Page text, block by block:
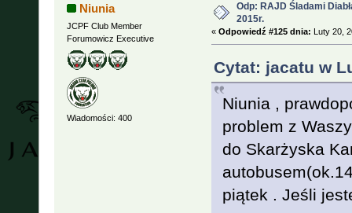
Niunia
JCPF Club Member
Forumowicz Executive
Wiadomości: 400
Odp: RAJD Śladami
2015r.
« Odpowiedź #125 dnia: Luty 20,
Cytat: jacatu w
Niunia ,
problem z
do Skarżyska
piątek . Jeśli